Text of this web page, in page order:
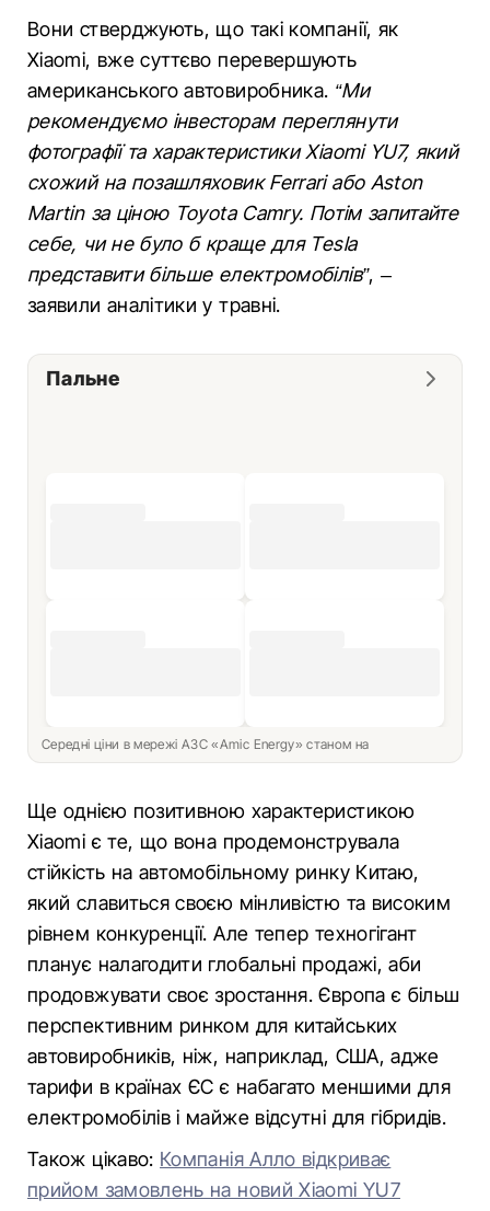
Вони стверджують, що такі компанії, як
Xiaomi, вже суттєво перевершують
американського автовиробника. “Ми
рекомендуємо інвесторам переглянути
фотографії та характеристики Xiaomi YU7, який
схожий на позашляховик Ferrari або Aston
Martin за ціною Toyota Camry. Потім запитайте
себе, чи не було б краще для Tesla
представити більше електромобілів”, –
заявили аналітики у травні.
Пальне
Середні ціни в мережі АЗС «Amic Energy» станом на
Ще однією позитивною характеристикою
Xiaomi є те, що вона продемонструвала
стійкість на автомобільному ринку Китаю,
який славиться своєю мінливістю та високим
рівнем конкуренції. Але тепер техногігант
планує налагодити глобальні продажі, аби
продовжувати своє зростання. Європа є більш
перспективним ринком для китайських
автовиробників, ніж, наприклад, США, адже
тарифи в країнах ЄС є набагато меншими для
електромобілів і майже відсутні для гібридів.
Також цікаво: Компанія Алло відкриває
прийом замовлень на новий Xiaomi YU7